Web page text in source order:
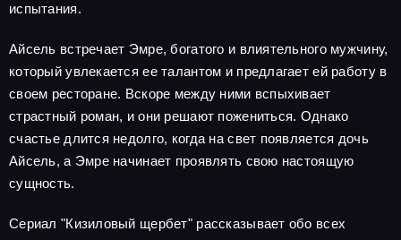
испытания.
Айсель встречает Эмре, богатого и влиятельного мужчину,
который увлекается ее талантом и предлагает ей работу в
своем ресторане. Вскоре между ними вспыхивает
страстный роман, и они решают пожениться. Однако
счастье длится недолго, когда на свет появляется дочь
Айсель, а Эмре начинает проявлять свою настоящую
сущность.
Сериал "Кизиловый щербет" рассказывает обо всех